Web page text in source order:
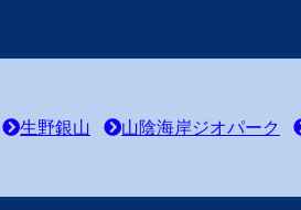
生野銀山 山陰海岸ジオパーク